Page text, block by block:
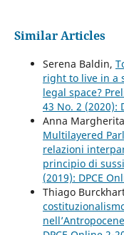
Similar Articles
Serena Baldin,
right to live in a
legal space?
43 No. 2 (2020):
Anna
Multilayered
relazioni
principio di
(2019): DPCE
Thiago
nell’Antropocene